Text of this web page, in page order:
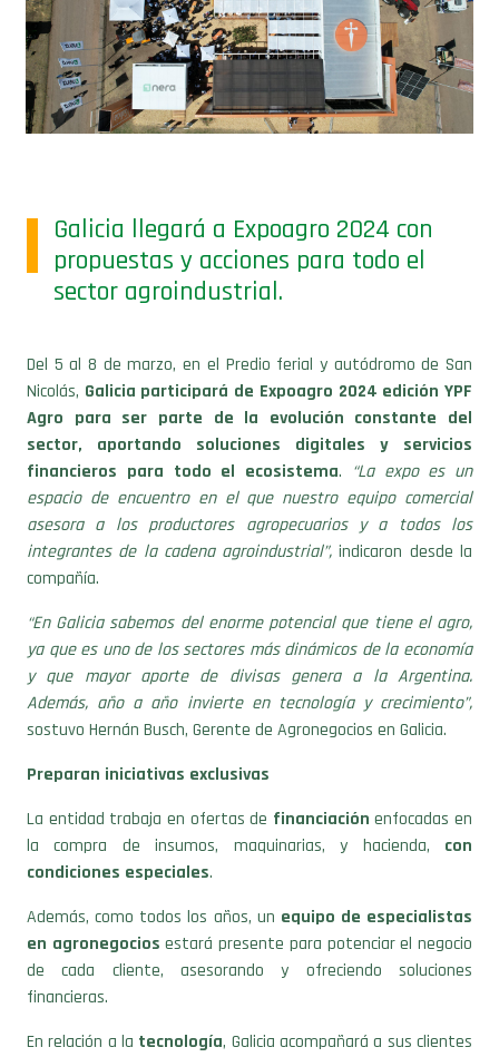
propuestas y acciones para todo el
sector agroindustrial.
Nicolás,Galicia participará de Expoagro 2024 edición YPF
Agro para ser parte de la evolución constante del
sector, aportando soluciones digitales y servicios
financieros para todo el ecosistema.“La expo es un
espacio de encuentro en el que nuestro equipo comercial
asesora a los productores agropecuarios y a todos los
integrantes de la cadena agroindustrial”,indicaron desde la
compañía.
“En Galicia sabemos del enorme potencial que tiene el agro,
ya que es uno de los sectores más dinámicos de la economía
y que mayor aporte de divisas genera a la Argentina.
Además, año a año invierte en tecnología y crecimiento”,
sostuvo Hernán Busch, Gerente de Agronegocios en Galicia.
Preparan iniciativas exclusivas
La entidad trabaja en ofertas de
la compra de insumos, maquinarias, y hacienda,con
condiciones especiales.
Además, como todos los años, un
en agronegociosestará presente para potenciar el negocio
de cada cliente, asesorando y ofreciendo soluciones
financieras.
En relación a la
con unapropuesta 100% digital, junto a la App Galicia